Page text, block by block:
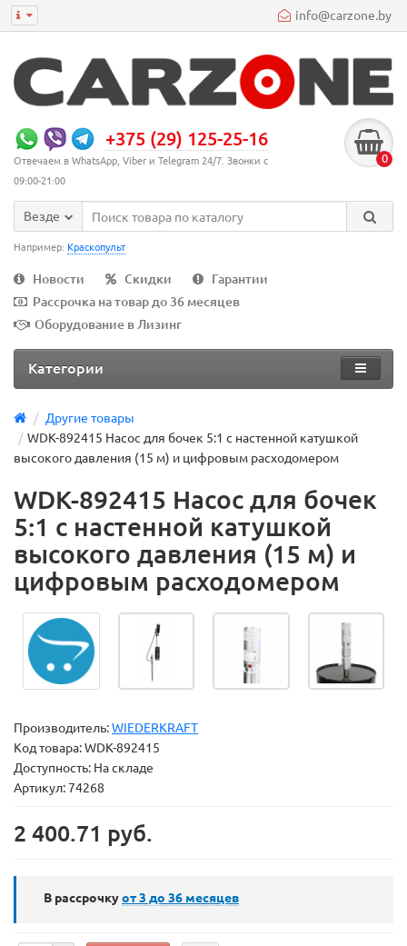
info@carzone.by
+375 (29) 125-25-16
Отвечаем в WhatsApp, Viber и Telegram 24/7. Звонки с
09:00-21:00
0
Везде
Например: Краскопульт
Новости Скидки
Гарантии
Рассрочка на товар до 36 месяцев
Оборудование в Лизинг
Категории
Другие товары
WDK-892415 Насос для бочек 5:1 с настенной катушкой
высокого давления (15 м) и цифровым расходомером
WDK-892415 Насос для бочек
5:1 с настенной катушкой
высокого давления (15 м) и
цифровым расходомером
Производитель:WIEDERKRAFT
Код товара:WDK-892415
Доступность: На складе
Артикул: 74268
2 400.71 руб.
В рассрочкуот 3 до 36 месяцев